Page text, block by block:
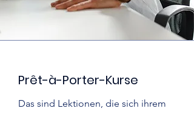
Prêt-à-Porter-Kurse
Das sind Lektionen, die sich ihrem